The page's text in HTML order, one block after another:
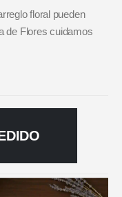
floral pueden
de Flores cuidamos